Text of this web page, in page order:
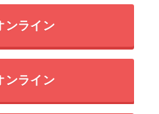
ンライン
ンライン